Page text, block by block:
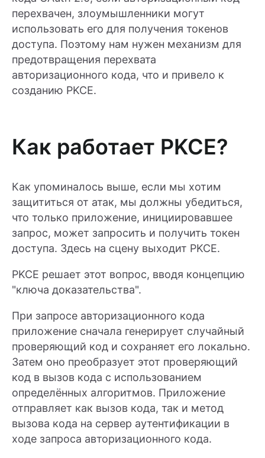
перехвачен, злоумышленники могут
использовать его для получения токенов
доступа. Поэтому нам нужен механизм для
предотвращения перехвата
авторизационного кода, что и привело к
созданию PKCE.
Как работает PKCE?
Как упоминалось выше, если мы хотим
защититься от атак, мы должны убедиться,
что только приложение, инициировавшее
запрос, может запросить и получить токен
доступа. Здесь на сцену выходит PKCE.
PKCE решает этот вопрос, вводя концепцию
"ключа доказательства".
При запросе авторизационного кода
приложение сначала генерирует случайный
проверяющий код и сохраняет его локально.
Затем оно преобразует этот проверяющий
код в вызов кода с использованием
определённых алгоритмов. Приложение
отправляет как вызов кода, так и метод
вызова кода на сервер аутентификации в
ходе запроса авторизационного кода.